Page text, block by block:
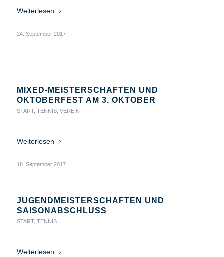
Weiterlesen
24. September 2017
MIXED-MEISTERSCHAFTEN UND
OKTOBERFEST AM 3. OKTOBER
START, TENNIS, VEREIN
Weiterlesen
18. September 2017
JUGENDMEISTERSCHAFTEN UND
SAISONABSCHLUSS
START, TENNIS
Weiterlesen